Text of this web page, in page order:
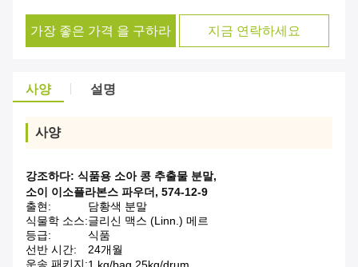
가장 좋은 가격 을 구하라 지금 연락하세요
사양 설명
사양
강조하다: 식품용 소아 콩 추출물 분말,
소이 이소플라본스 파우더 , 574-12-9
출현:
담황색 분말
식물학 소스:글리신 맥스 (Linn.) 메르
등급:
식품
선반 시간:
24개월
운송 패키지: